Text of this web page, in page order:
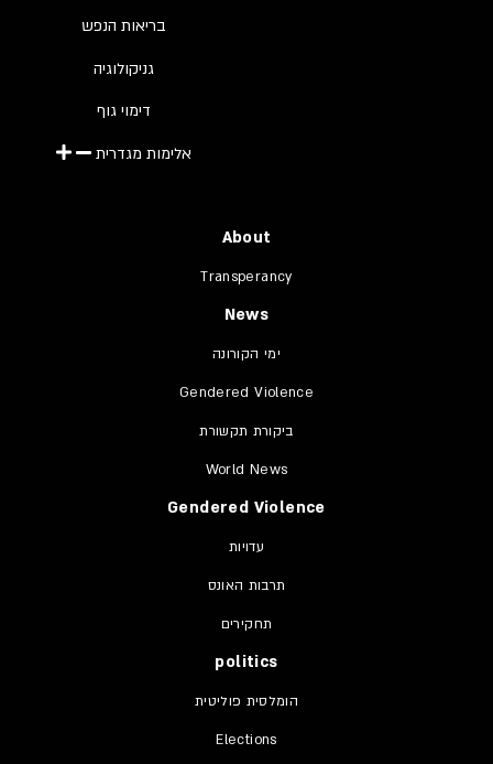
בריאות הנפש
גניקולוגיה
דימוי גוף
אלימות מגדרית
About
Transperancy
News
ימי הקורונה
Gendered Violence
ביקורת תקשורת
World News
Gendered Violence
עדויות
תרבות האונס
תחקירים
politics
הומלסית פוליטית
Elections